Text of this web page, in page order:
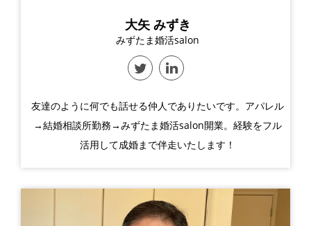
大矢 みずき
みずたま婚活salon
友達のように何でも話せる仲人でありたいです。アパレル
→結婚相談所勤務→みずたま婚活salon開業。経験をフル
活用して成婚まで伴走いたします！